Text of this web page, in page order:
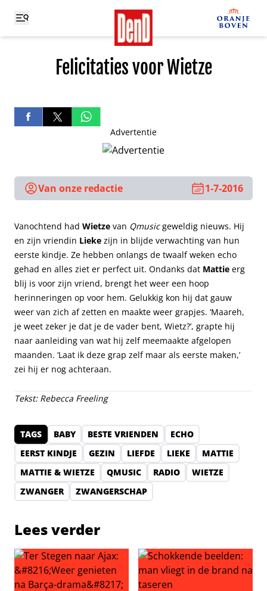
Felicitaties voor Wietze
Advertentie
Van onze redactie 1-7-2016
Vanochtend had Wietze van Qmusicgeweldig nieuws. Hij
en zijn vriendin Lieke zijn in blijde verwachting van hun
eerste kindje. Ze hebben onlangs de twaalf weken echo
gehad en alles ziet er perfect uit. Ondanks dat Mattie erg
blij is voor zijn vriend, brengt het weer een hoop
herinneringen op voor hem. Gelukkig kon hij dat gauw
weer van zich af zetten en maakte weer grapjes. ‘Maareh,
je weet zeker je dat je de vader bent, Wietz?’, grapte hij
naar aanleiding van wat hij zelf meemaakte afgelopen
maanden. ‘Laat ik deze grap zelf maar als eerste maken,’
zei hij er nog achteraan.
Tekst: Rebecca Freeling
TAGS BABY BESTE VRIENDEN
ECHO
EERST KINDJE
GEZIN LIEFDE LIEKE
MATTIE
MATTIE & WIETZE
QMUSIC RADIO
WIETZE
ZWANGER
ZWANGERSCHAP
Lees verder